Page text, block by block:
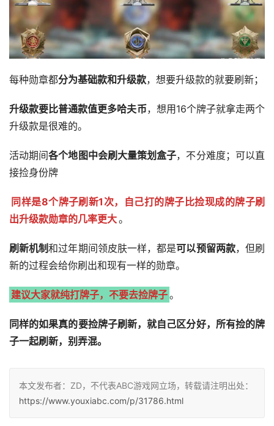
每种勋章都分为基础款和升级款，想要升级款的就要刷新；
升级款要比普通款值更多哈夫币，想用16个牌子就拿走两个
升级款是很难的。
活动期间各个地图中会刷大量策划盒子，不分难度；可以直
接捡身份牌
同样是8个牌子刷新1次，自己打的牌子比捡现成的牌子刷
出升级款勋章的几率更大。
刷新机制和过年期间领皮肤一样，都是可以预留两款，但刷
新的过程会给你刷出和现有一样的勋章。
建议大家就纯打牌子，不要去捡牌子。
同样的如果真的要捡牌子刷新，就自己区分好，所有捡的牌
子一起刷新，别弄混。
本文发布者：ZD，不代表ABC游戏网立场，转载请注明出处：
https://www.youxiabc.com/p/31786.html